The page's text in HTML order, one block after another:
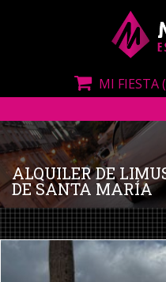
MI FIESTA
ALQUILER DE
DE SANTA MARÍA